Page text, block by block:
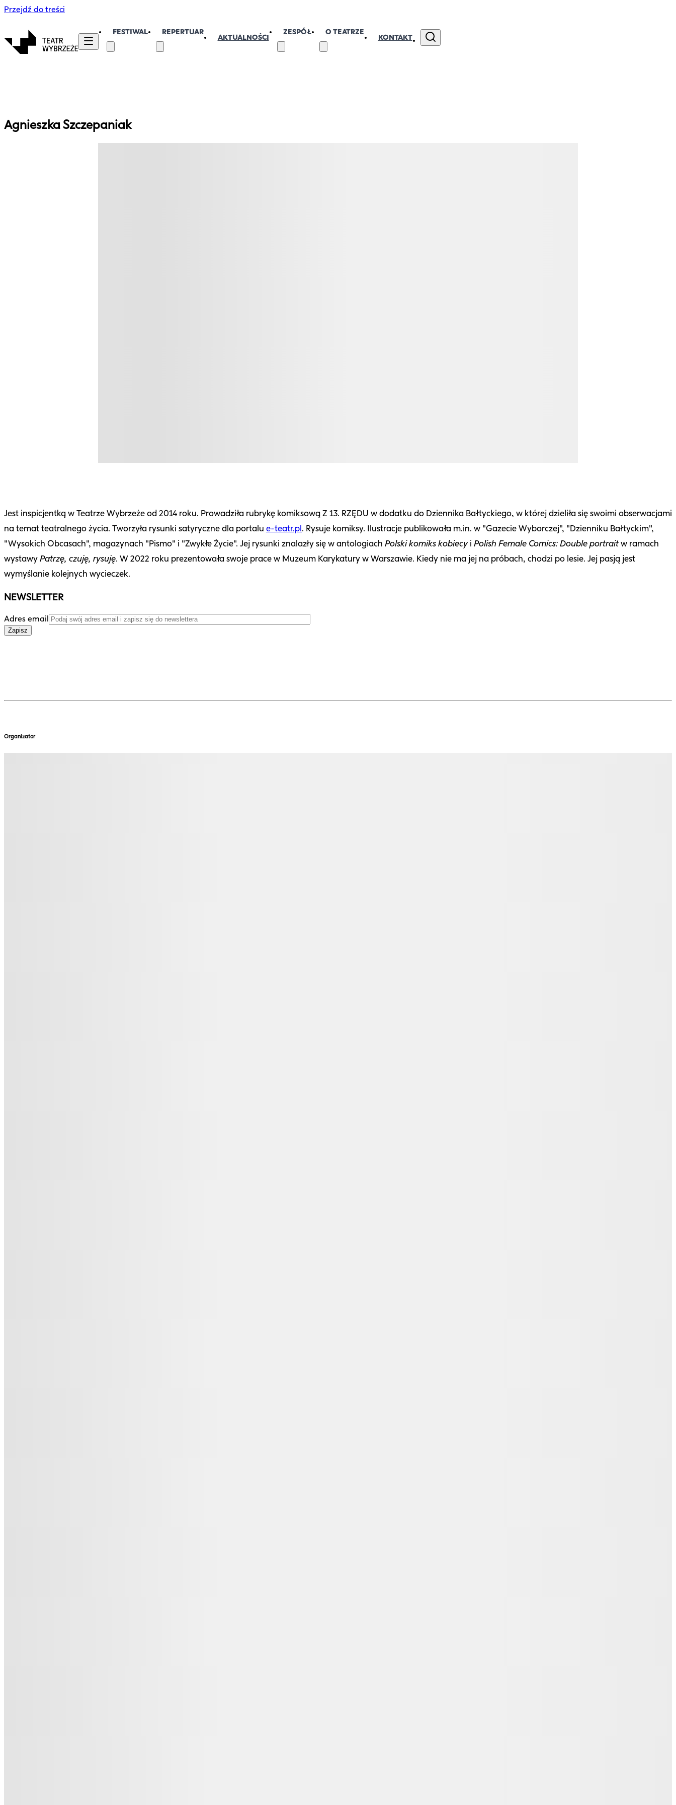
Przejdź do treści
FESTIWAL REPERTUAR
AKTUALNOŚCI
ZESPÓŁ O TEATRZE
KONTAKT
Agnieszka Szczepaniak
Jest inspicjentką w Teatrze Wybrzeże od 2014 roku. Prowadziła rubrykę komiksową Z 13. RZĘDU w dodatku do Dziennika Bałtyckiego, w której dzieliła się swoimi obserwacjami
na temat teatralnego życia. Tworzyła rysunki satyryczne dla portalu e-teatr.pl. Rysuje komiksy. Ilustracje publikowała m.in. w "Gazecie Wyborczej", "Dzienniku Bałtyckim",
"Wysokich Obcasach", magazynach "Pismo" i "Zwykłe Życie". Jej rysunki znalazły się w antologiach Polski komiks kobiecyi Polish Female Comics: Double portraitw ramach
wystawyPatrzę, czuję, rysuję. W 2022 roku prezentowała swoje prace w Muzeum Karykatury w Warszawie. Kiedy nie ma jej na próbach, chodzi po lesie. Jej pasją jest
wymyślanie kolejnych wycieczek.
NEWSLETTER
Adres email
Zapisz
Organizator